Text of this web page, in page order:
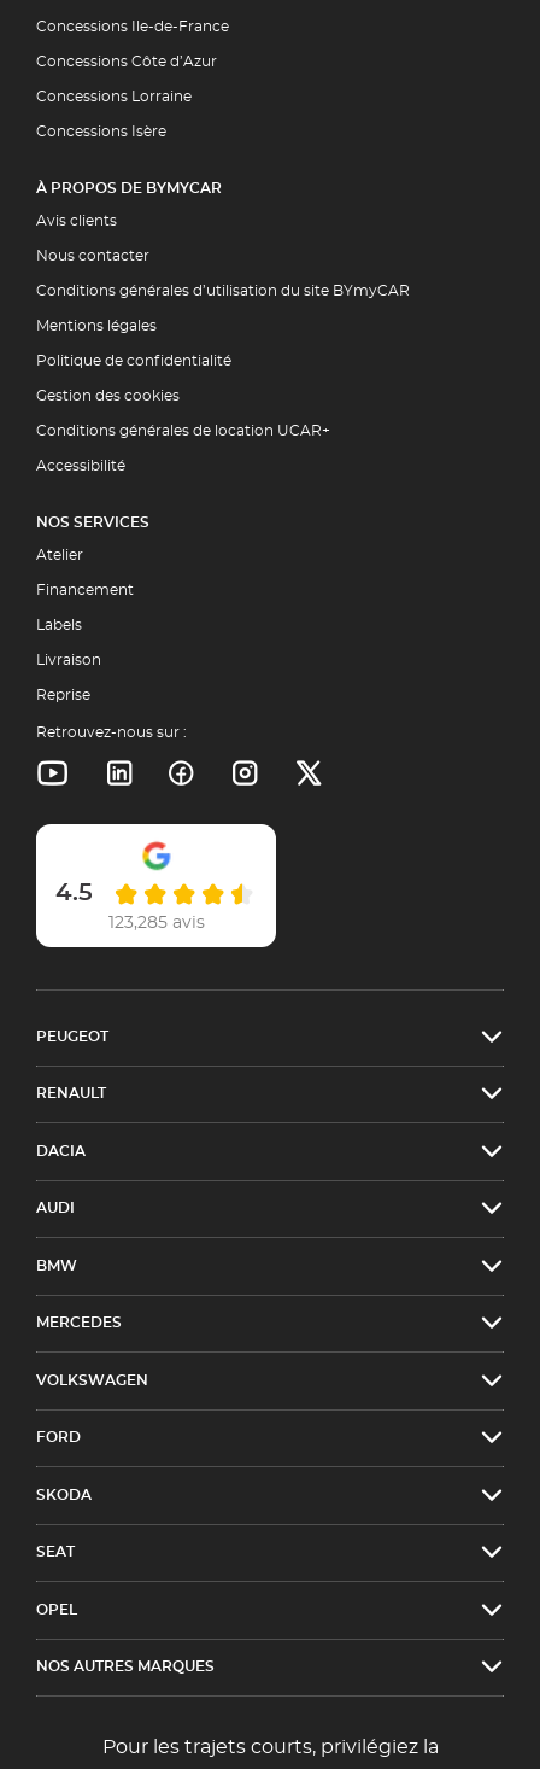
Concessions Ile-de-France
Concessions Côte d’Azur
Concessions Lorraine
Concessions Isère
À PROPOS DE BYMYCAR
Avis clients
Nous contacter
Conditions générales d’utilisation du site BYmyCAR
Mentions légales
Politique de confidentialité
Gestion des cookies
Conditions générales de location UCAR+
Accessibilité
NOS SERVICES
Atelier
Financement
Labels
Livraison
Reprise
Retrouvez-nous sur :
4.5
123,285 avis
PEUGEOT
RENAULT
DACIA
AUDI
BMW
MERCEDES
VOLKSWAGEN
FORD
SKODA
SEAT
OPEL
NOS AUTRES MARQUES
Pour les trajets courts, privilégiez la